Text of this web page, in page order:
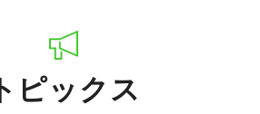
トピックス